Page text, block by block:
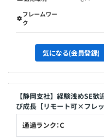
フレームワー
ク
気になる(会員登録)
【静岡支社】経験浅めSE
び成長【リモート可×フレ
通過ランク：C